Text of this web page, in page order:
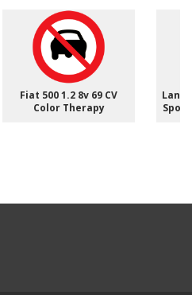
Fiat 500 1.2 8v 69 CV
Color Therapy
Land
Sport